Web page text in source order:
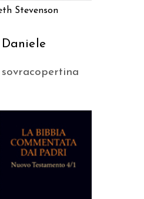
Stevenson
Daniele